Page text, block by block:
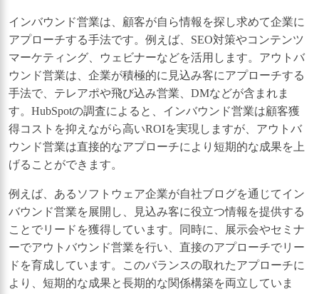
インバウンド営業は、顧客が自ら情報を探し求めて企業に
アプローチする手法です。例えば、SEO対策やコンテンツ
マーケティング、ウェビナーなどを活用します。アウトバ
ウンド営業は、企業が積極的に見込み客にアプローチする
手法で、テレアポや飛び込み営業、DMなどが含まれま
す。HubSpotの調査によると、インバウンド営業は顧客獲
得コストを抑えながら高いROIを実現しますが、アウトバ
ウンド営業は直接的なアプローチにより短期的な成果を上
げることができます。
例えば、あるソフトウェア企業が自社ブログを通じてイン
バウンド営業を展開し、見込み客に役立つ情報を提供する
ことでリードを獲得しています。同時に、展示会やセミナ
ーでアウトバウンド営業を行い、直接のアプローチでリー
ドを育成しています。このバランスの取れたアプローチに
より、短期的な成果と長期的な関係構築を両立していま